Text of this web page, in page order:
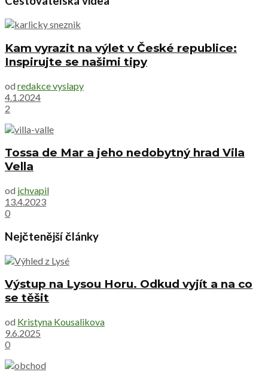
Kam vyrazit na výlet v České republice:
Inspirujte se našimi tipy
od redakce vyslapy
4.1.2024
2
Tossa de Mar a jeho nedobytný hrad Vila
Vella
od jchvapil
13.4.2023
0
Nejčtenější články
Výstup na Lysou Horu. Odkud vyjít a na co
se těšit
od Kristyna Kousalikova
9.6.2025
0